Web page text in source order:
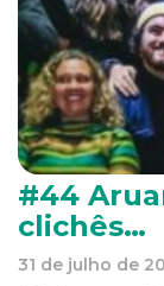
#44
clichês…
31 de julho de